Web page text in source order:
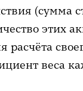
(сумма
этих
веса